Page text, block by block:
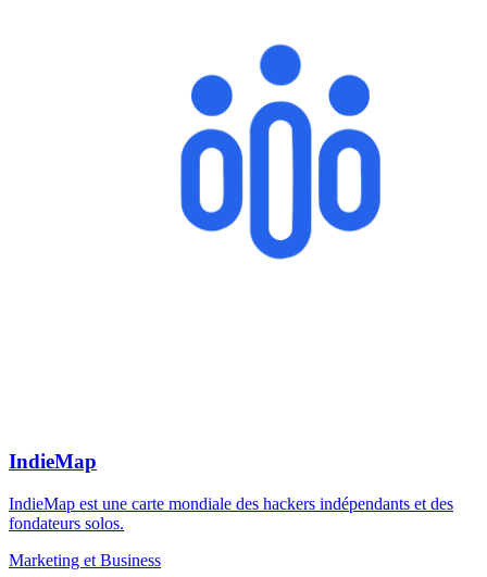
IndieMap
IndieMap est une carte mondiale des hackers indépendants et des
fondateurs solos.
Marketing et Business